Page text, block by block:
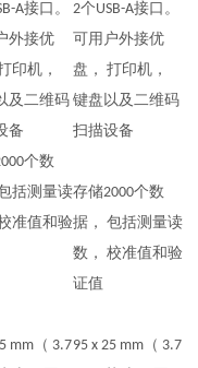
A接口。
外接优
印机，
及二维码
备
2个USB-A接口。
可用户外接优
盘， 打印机，
键盘以及二维码
扫描设备
个数
括测量读
准值和验
存储2000个数
据， 包括测量读
数， 校准值和验
证值
mm（ 3.795 x 25 mm（ 3.7